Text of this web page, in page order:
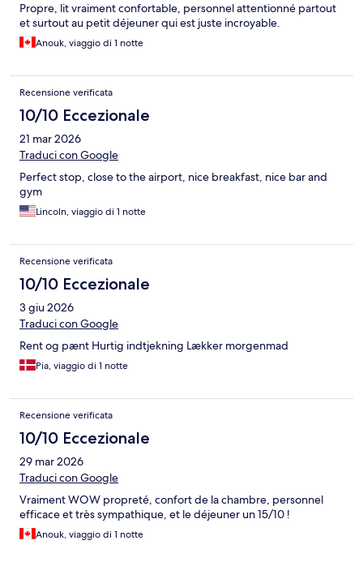
Propre, lit vraiment confortable, personnel attentionné partout
et surtout au petit déjeuner qui est juste incroyable.
Anouk, viaggio di 1 notte
Recensione verificata
10/10 Eccezionale
21 mar 2026
Traduci con Google
Perfect stop, close to the airport, nice breakfast, nice bar and
gym
Lincoln, viaggio di 1 notte
Recensione verificata
10/10 Eccezionale
3 giu 2026
Traduci con Google
Rent og pænt Hurtig indtjekning Lækker morgenmad
Pia, viaggio di 1 notte
Recensione verificata
10/10 Eccezionale
29 mar 2026
Traduci con Google
Vraiment WOW propreté, confort de la chambre, personnel
efficace et très sympathique, et le déjeuner un 15/10 !
Anouk, viaggio di 1 notte